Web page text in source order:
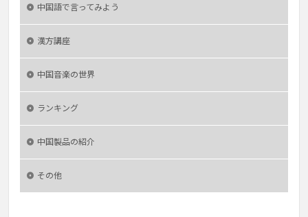
中国語で言ってみよう
漢方講座
中国音楽の世界
ランキング
中国製品の紹介
その他